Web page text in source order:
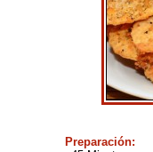
Preparación: